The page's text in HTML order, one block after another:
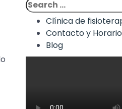
Clínica de
Contacto y
Blog